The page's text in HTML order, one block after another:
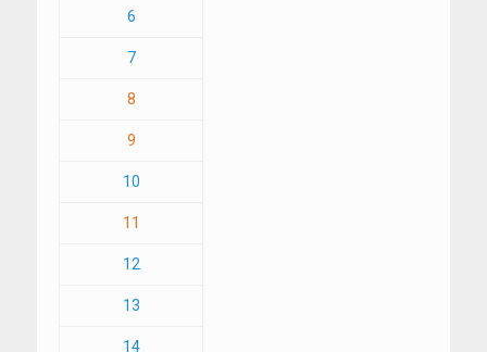
6
7
8
9
10
11
12
13
14